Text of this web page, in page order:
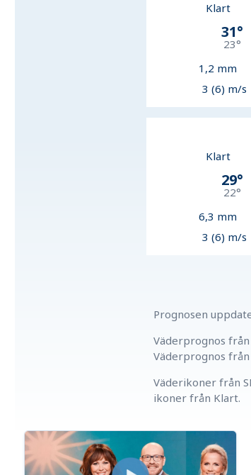
Klart
31°
23°
1,2 mm
3 (6) m/s
Klart
29°
22°
6,3 mm
3 (6) m/s
Prognosen
Väderprognos
Väderprognos
Väderikoner från
ikoner från Klart.